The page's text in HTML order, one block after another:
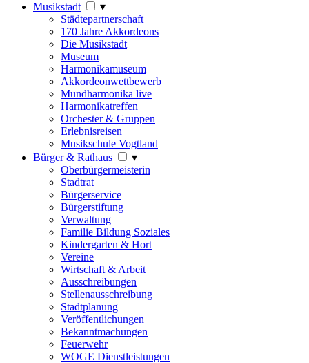
Musikstadt
▾
Städtepartnerschaft
170 Jahre Akkordeons
Die Musikstadt
Museum
Harmonikamuseum
Akkordeonwettbewerb
Mundharmonika live
Harmonikatreffen
Orchester & Gruppen
Erlebnisreisen
Musikschule Vogtland
Bürger & Rathaus
▾
Oberbürgermeisterin
Stadtrat
Bürgerservice
Bürgerstiftung
Verwaltung
Familie Bildung Soziales
Kindergarten & Hort
Vereine
Wirtschaft & Arbeit
Ausschreibungen
Stellenausschreibung
Stadtplanung
Veröffentlichungen
Bekanntmachungen
Feuerwehr
WOGE Dienstleistungen